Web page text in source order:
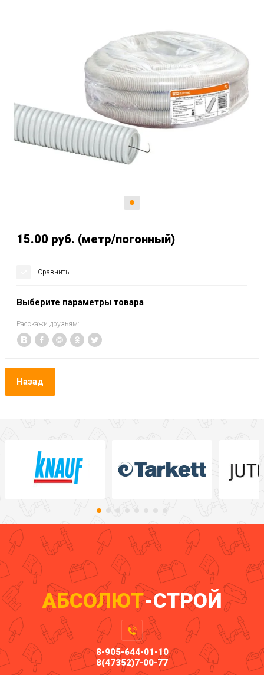
15.00 руб. (метр/погонный)
Сравнить
Выберите параметры товара
Расскажи друзьям:
Назад
АБСОЛЮТ-СТРОЙ
8-905-644-01-10
8(47352)7-00-77